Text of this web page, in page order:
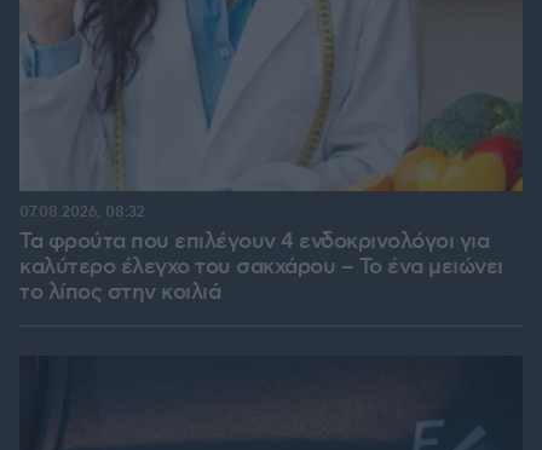
Τα φρούτα που επιλέγουν 4 ενδοκρινολόγοι για
καλύτερο έλεγχο του σακχάρου – Το ένα μειώνει
το λίπος στην κοιλιά
07.08.2026, 08:32